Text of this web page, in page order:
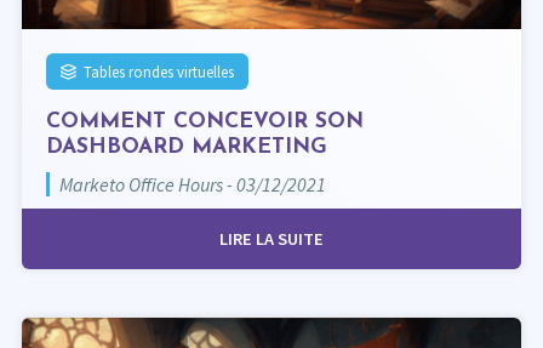
Tables rondes virtuelles
COMMENT CONCEVOIR SON
DASHBOARD MARKETING
Marketo Office Hours - 03/12/2021
LIRE LA SUITE